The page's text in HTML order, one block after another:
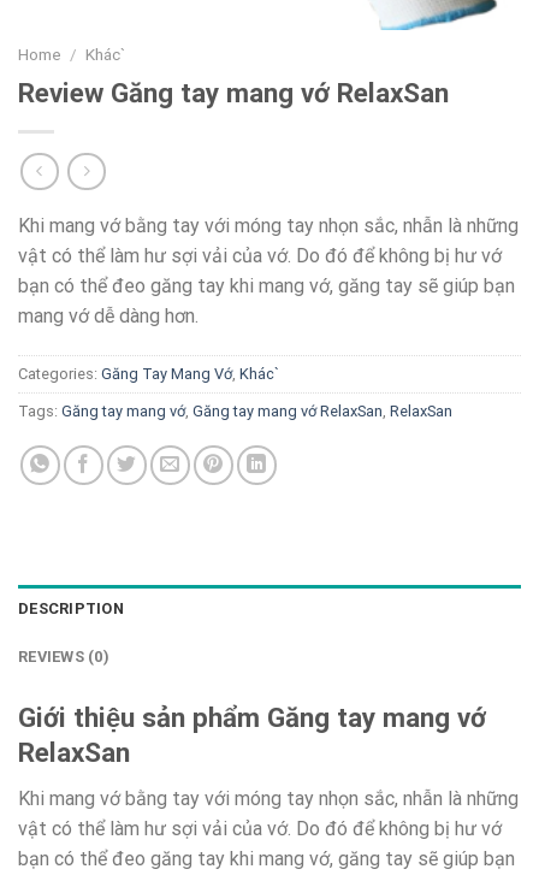
Home / Khác`
Review Găng tay mang vớ RelaxSan
Khi mang vớ bằng tay với móng tay nhọn sắc, nhẫn là những
vật có thể làm hư sợi vải của vớ. Do đó để không bị hư vớ
bạn có thể đeo găng tay khi mang vớ, găng tay sẽ giúp bạn
mang vớ dễ dàng hơn.
Categories: Găng Tay Mang Vớ, Khác`
Tags: Găng tay mang vớ, Găng tay mang vớ RelaxSan, RelaxSan
DESCRIPTION
REVIEWS (0)
Giới thiệu sản phẩm Găng tay mang vớ
RelaxSan
Khi mang vớ bằng tay với móng tay nhọn sắc, nhẫn là những
vật có thể làm hư sợi vải của vớ. Do đó để không bị hư vớ
bạn có thể đeo găng tay khi mang vớ, găng tay sẽ giúp bạn